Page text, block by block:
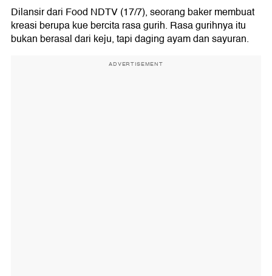
Dilansir dari Food NDTV (17/7), seorang baker membuat
kreasi berupa kue bercita rasa gurih. Rasa gurihnya itu
bukan berasal dari keju, tapi daging ayam dan sayuran.
ADVERTISEMENT